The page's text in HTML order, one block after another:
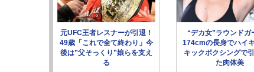
元UFC王者レスナーが引退！
49歳「これで全て終わり」今
後は”父そっくり”娘らを支え
る
“デカ女”ラウンドガ
174cmの長身でハイキ
キックボクシングで
た肉体美